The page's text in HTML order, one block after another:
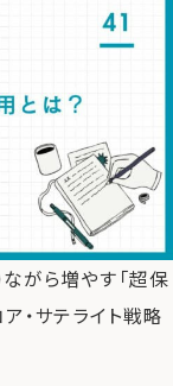
がら増やす「超保
・サテライト戦略